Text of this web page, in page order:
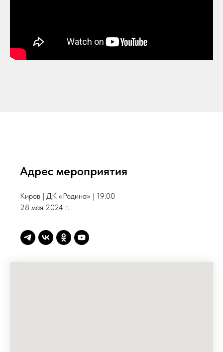
Адрес мероприятия
Киров | ДК «Родина» | 19:00
28 мая 2024 г.